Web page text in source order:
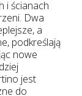
i ścianach
Dwa
a
podkreślają
nowe
jest
do